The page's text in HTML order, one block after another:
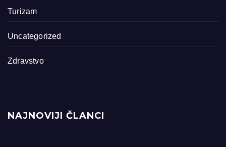
Turizam
Uncategorized
Zdravstvo
NAJNOVIJI ČLANCI